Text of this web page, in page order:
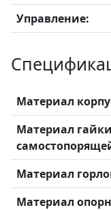
Управление:
Материал
Материал гайки
Материал
Материал